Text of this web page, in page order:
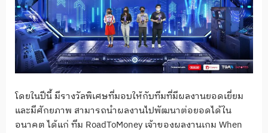
โดยในปีนี้ มีรางวัลพิเศษที่มอบให้กับทีมที่มีผลงานยอดเยี่ยม
และมีศักยภาพ สามารถนำผลงานไปพัฒนาต่อยอดได้ใน
อนาคต ได้แก่ ทีม RoadToMoney เจ้าของผลงานเกม When